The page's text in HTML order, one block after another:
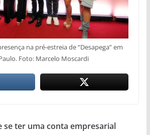
na pré-estreia de “Desapega” em
Foto: Marcelo Moscardi
se ter uma conta empresarial